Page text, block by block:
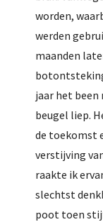
worden,
werden
maanden
jaar het
beugel liep.
de toekomst
verstijving
raakte ik
slechtst
poot toen